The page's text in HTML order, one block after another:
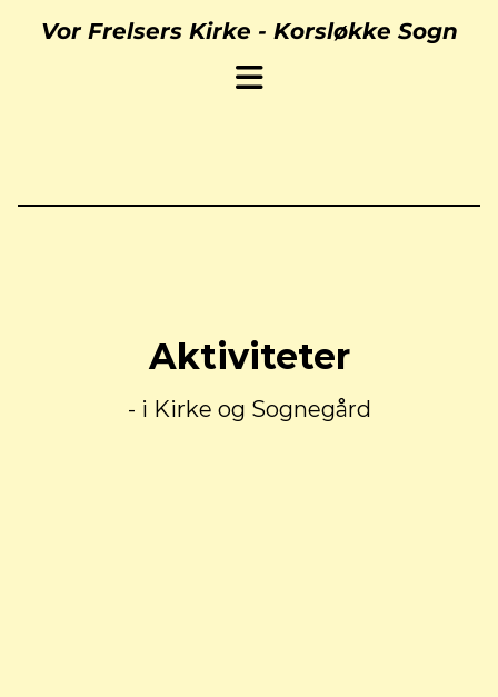
Vor Frelsers Kirke - Korsløkke Sogn
Aktiviteter
- i Kirke og Sognegård